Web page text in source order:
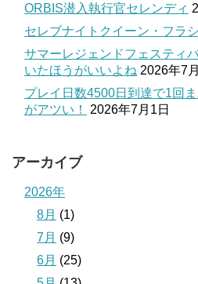
ORBIS潜入執行官セレンディ
セレブナイトクイーン・フラ
サマーレジェンドフェスティ
いたほうがいいよね 2026年7
プレイ日数4500日到達で1回
がアツい！
2026年7月1日
アーカイブ
2026年
8月 (1)
7月 (9)
6月 (25)